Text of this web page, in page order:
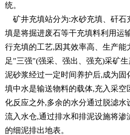
统。
矿井充填站分为:水砂充填、矸石
填是将掘进废石等干充填料利用运
行充填的工艺,因其效率高、生产能
足"三强"(强采、强出、强充)采矿
泥砂浆经过一定时间养护后,成为固
填中水是输送物料的载体,充入采空
化反应之外,多余的水分通过脱滤水
流入水仓,通过排水和排泥设施将渗
的细泥排出地表。